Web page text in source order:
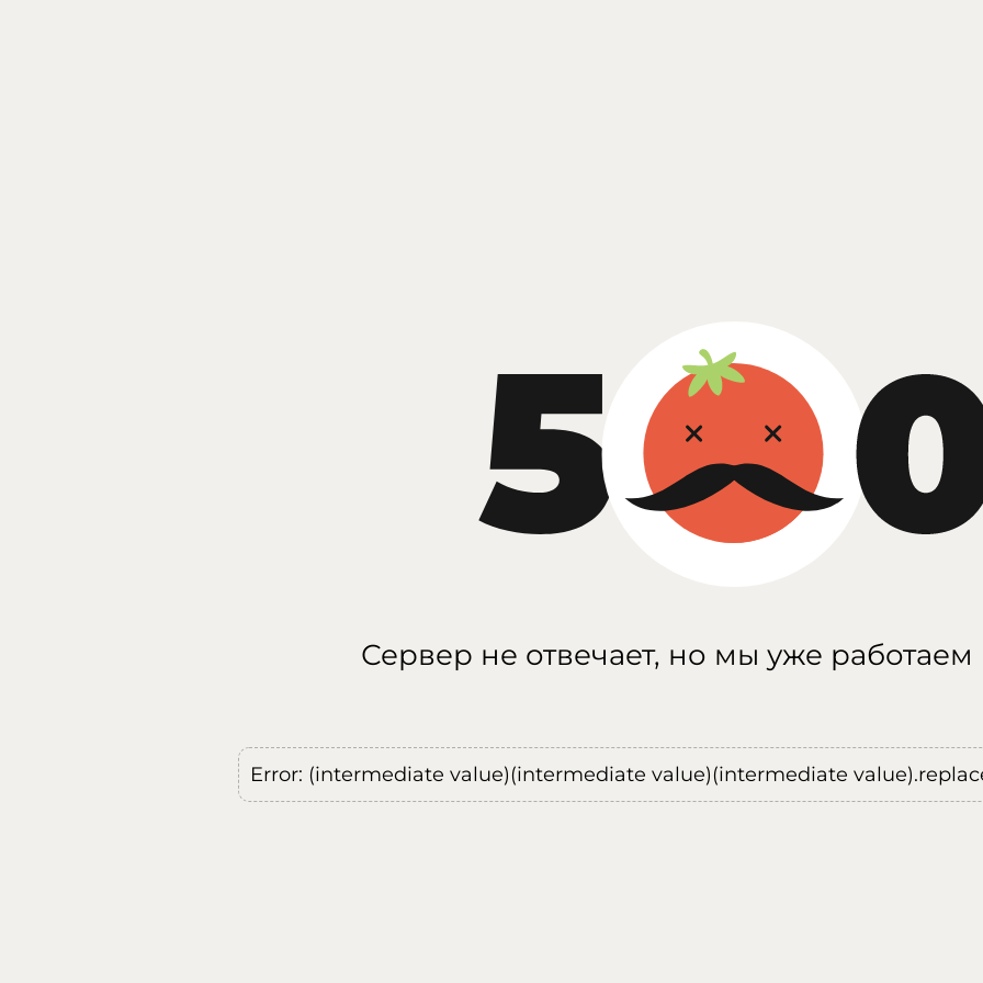
Сервер не отвечает, но мы уже работаем
Error: (intermediate value)(intermediate value)(intermediate